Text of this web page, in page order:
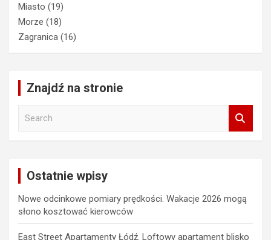
Miasto (19)
Morze (18)
Zagranica (16)
Znajdź na stronie
Ostatnie wpisy
Nowe odcinkowe pomiary prędkości. Wakacje 2026 mogą
słono kosztować kierowców
East Street Apartamenty Łódź. Loftowy apartament blisko